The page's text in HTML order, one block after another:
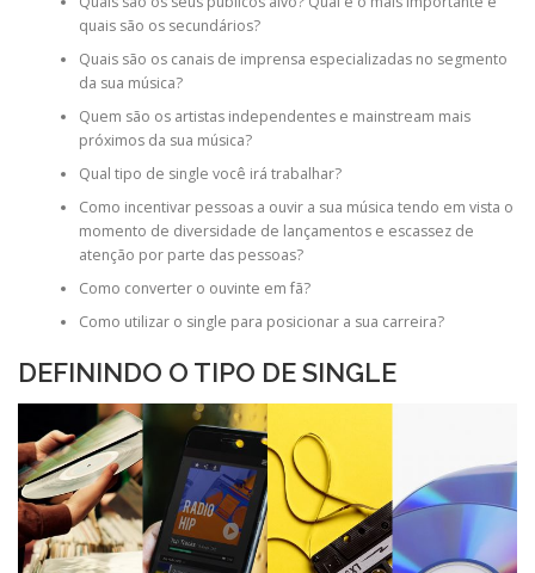
quais são os secundários?
Quais são os canais de imprensa especializadas no segmento
da sua música?
Quem são os artistas independentes e mainstream mais
próximos da sua música?
Qual tipo de single você irá trabalhar?
Como incentivar pessoas a ouvir a sua música tendo em vista o
momento de diversidade de lançamentos e escassez de
atenção por parte das pessoas?
Como converter o ouvinte em fã?
Como utilizar o single para posicionar a sua carreira?
DEFININDO O TIPO DE SINGLE